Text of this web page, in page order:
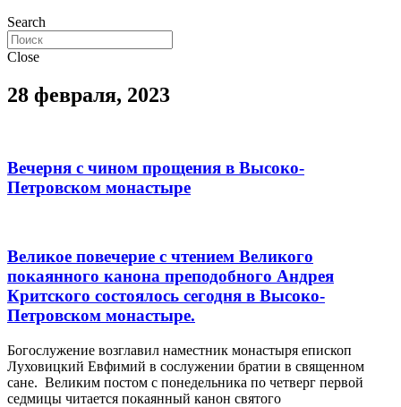
Search
Close
28 февраля, 2023
Вечерня с чином прощения в Высоко-
Петровском монастыре
Великое повечерие с чтением Великого
покаянного канона преподобного Андрея
Критского состоялось сегодня в Высоко-
Петровском монастыре.
Богослужение возглавил наместник монастыря епископ
Луховицкий Евфимий в сослужении братии в священном
сане. Великим постом с понедельника по четверг первой
седмицы читается покаянный канон святого